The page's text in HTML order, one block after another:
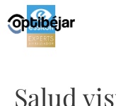
Salud